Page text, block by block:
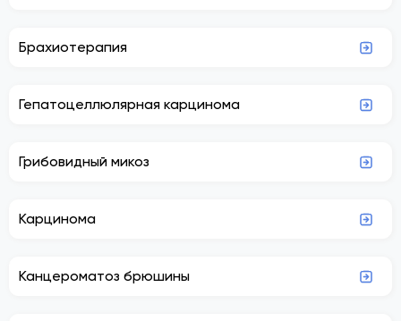
Брахиотерапия
Гепатоцеллюлярная карцинома
Грибовидный микоз
Карцинома
Канцероматоз брюшины